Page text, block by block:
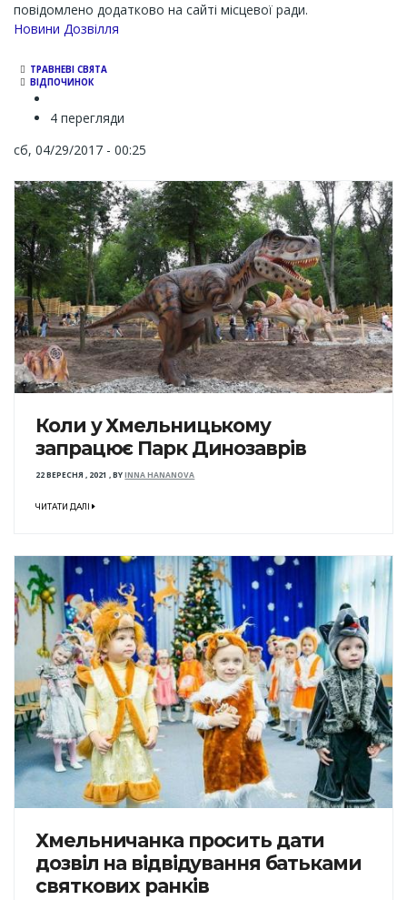
повідомлено додатково на сайті місцевої ради.
Новини Дозвілля
ТРАВНЕВІ СВЯТА
ВІДПОЧИНОК
4 перегляди
сб, 04/29/2017 - 00:25
Коли у Хмельницькому
запрацює Парк Динозаврів
22 ВЕРЕСНЯ , 2021 ,BYINNA HANANOVA
ЧИТАТИ ДАЛІ
Хмельничанка просить дати
дозвіл на відвідування батьками
святкових ранків